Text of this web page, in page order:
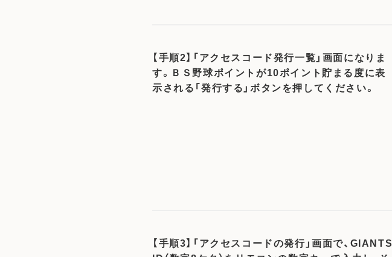
【手順2】「アクセスコード発行一覧」画面になりま
す。ＢＳ野球ポイントが10ポイント貯まる度に表
示される「発行する」ボタンを押してください。
【手順3】「アクセスコードの発行」画面で、GIANTS